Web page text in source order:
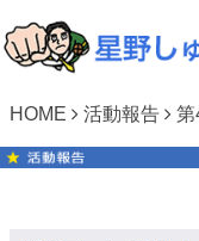
HOME 活動報告 第